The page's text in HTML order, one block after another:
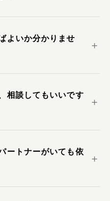
よいか分かりませ
＋
相談してもいいです
＋
ートナーがいても依
＋